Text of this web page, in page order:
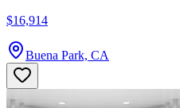
$16,914
Buena Park, CA